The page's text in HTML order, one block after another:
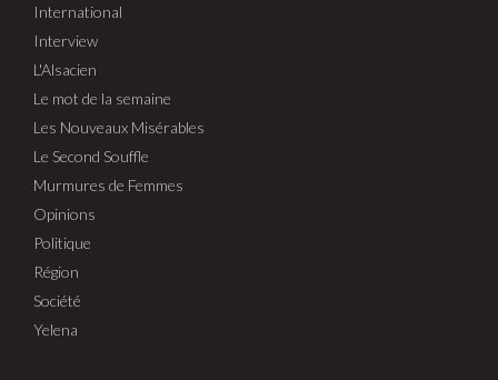
International
Interview
L'Alsacien
Le mot de la semaine
Les Nouveaux Misérables
Le Second Souffle
Murmures de Femmes
Opinions
Politique
Région
Société
Yelena